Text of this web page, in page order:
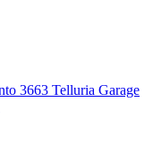
Garage